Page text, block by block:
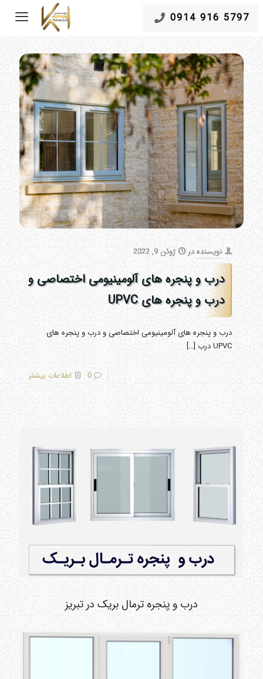
5797 916 0914
نویسندهدر ژوئن 9, 2022
درب و پنجره های آلومینیومی اختصاصی و
درب و پنجره های UPVC
درب و پنجره های آلومینیومی اختصاصی و درب و پنجره های
UPVC درب
[…]
0 اطلاعات بیشتر
درب و پنجره ترمال بریک در تبریز